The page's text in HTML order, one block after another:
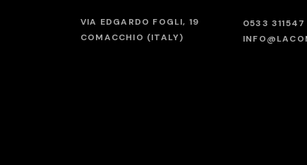
VIA EDGARDO FOGLI, 19
COMACCHIO (ITALY)
0533 311547